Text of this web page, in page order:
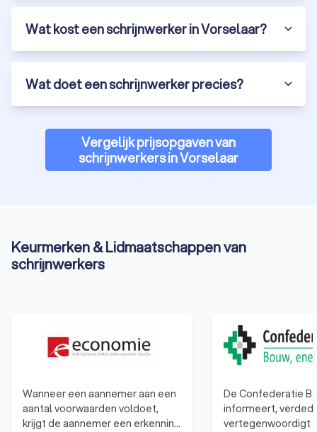
Wat kost een schrijnwerker in Vorselaar?
Wat doet een schrijnwerker precies?
Vergelijk prijsopgaven van
schrijnwerkers in Vorselaar
Keurmerken & Lidmaatschappen van
schrijnwerkers
Wanneer een aannemer aan een
aantal voorwaarden voldoet,
krijgt de aannemer een erkenning
De Confederatie
informeert,
vertegenwoordigt